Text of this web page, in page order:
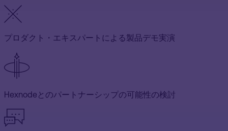
プロダクト・エキスパートによる製品デモ実演
Hexnodeとのパートナーシップの可能性の検討